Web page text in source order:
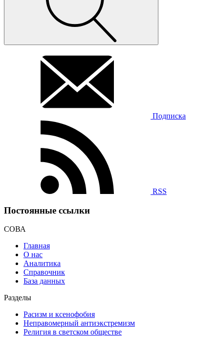
Подписка
RSS
Постоянные ссылки
СОВА
Главная
О нас
Аналитика
Справочник
База данных
Разделы
Расизм и ксенофобия
Неправомерный антиэкстремизм
Религия в светском обществе